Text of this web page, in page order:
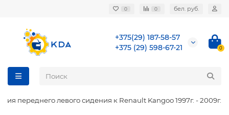
0 0 бел. руб.
+375(29) 187-58-57
+375 (29) 598-67-21
0
переднего левого сидения к Renault Kangoo 1997г. - 2009г.